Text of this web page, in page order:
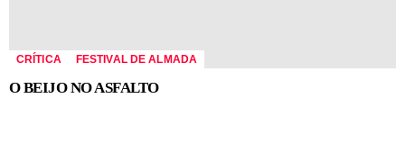
CRÍTICA FESTIVAL DE ALMADA
O BEIJO NO ASFALTO